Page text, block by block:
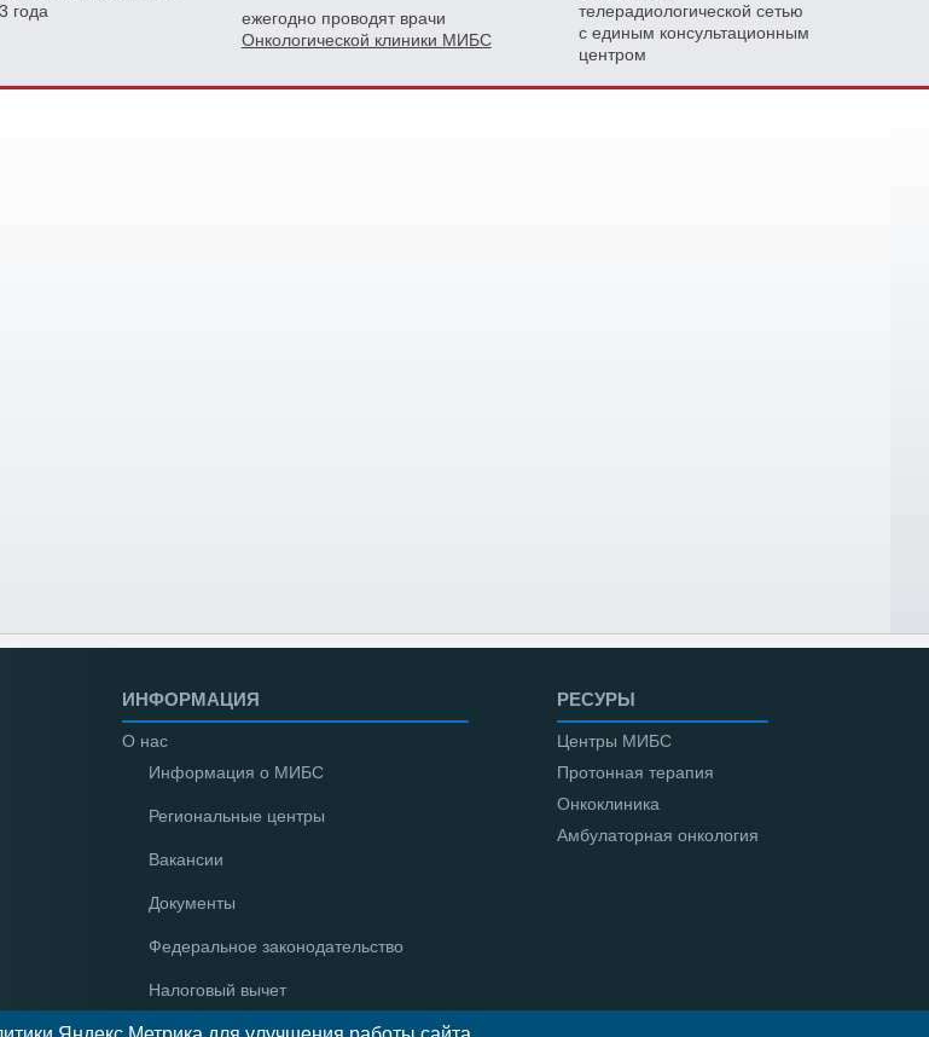
года
ежегодно проводят врачи
Онкологической клиники МИБС
телерадиологической сетью
с единым консультационным
центром
ИНФОРМАЦИЯ
О нас
Информация о МИБС
Региональные центры
Вакансии
Документы
Федеральное законодательство
Налоговый вычет
РЕСУРЫ
Центры МИБС
Протонная терапия
Онкоклиника
Амбулаторная онкология